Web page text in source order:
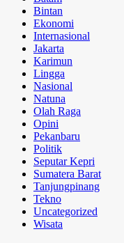
Bintan
Ekonomi
Internasional
Jakarta
Karimun
Lingga
Nasional
Natuna
Olah Raga
Opini
Pekanbaru
Politik
Seputar Kepri
Sumatera Barat
Tanjungpinang
Tekno
Uncategorized
Wisata